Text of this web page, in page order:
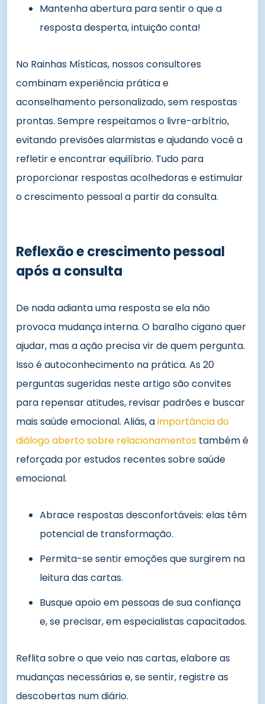
Mantenha abertura para sentir o que a
resposta desperta, intuição conta!
No Rainhas Místicas, nossos consultores
combinam experiência prática e
aconselhamento personalizado, sem respostas
prontas. Sempre respeitamos o livre-arbítrio,
evitando previsões alarmistas e ajudando você a
refletir e encontrar equilíbrio. Tudo para
proporcionar respostas acolhedoras e estimular
o crescimento pessoal a partir da consulta.
Reflexão e crescimento pessoal
após a consulta
De nada adianta uma resposta se ela não
provoca mudança interna. O baralho cigano quer
ajudar, mas a ação precisa vir de quem pergunta.
Isso é autoconhecimento na prática. As 20
perguntas sugeridas neste artigo são convites
para repensar atitudes, revisar padrões e buscar
mais saúde emocional. Aliás, aimportância do
diálogo aberto sobre relacionamentos também é
reforçada por estudos recentes sobre saúde
emocional.
Abrace respostas desconfortáveis: elas têm
potencial de transformação.
Permita-se sentir emoções que surgirem na
leitura das cartas.
Busque apoio em pessoas de sua confiança
e, se precisar, em especialistas capacitados.
Reflita sobre o que veio nas cartas, elabore as
mudanças necessárias e, se sentir, registre as
descobertas num diário.